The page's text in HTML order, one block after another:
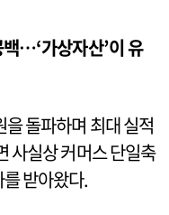
…‘가상자산’이 유
돌파하며 최대 실적
사실상 커머스 단일축
받아왔다.